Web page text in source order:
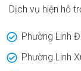
Dịch vụ hiện hỗ
Phường Linh
Phường Linh